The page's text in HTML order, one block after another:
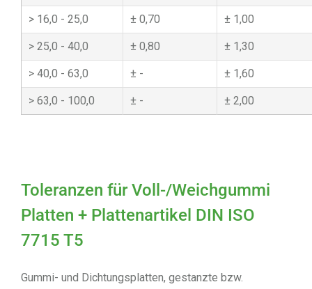
16,0 - 25,0 0,70 1,00
25,0 - 40,0 0,80 1,30
40,0 - 63,0 - 1,60
63,0 - 100,0 - 2,00
Toleranzen für Voll-/Weichgummi
Platten + Plattenartikel DIN ISO
7715 T5
Gummi- und Dichtungsplatten, gestanzte bzw.